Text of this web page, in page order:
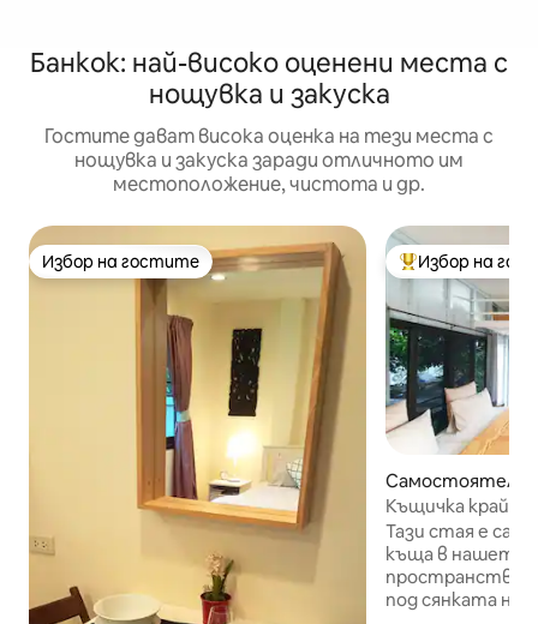
Банкок: най-високо оценени места с
нощувка и закуска
Гостите дават висока оценка на тези места с
нощувка и закуска заради отличното им
местоположение, чистота и др.
Избор на гостите
Избор на гостите Най-популярен
Избор на
Самостоятелна
ат Арун
Къщичка край
исторически
Тази стая е
къща в нашето
пространство с
под сянката на